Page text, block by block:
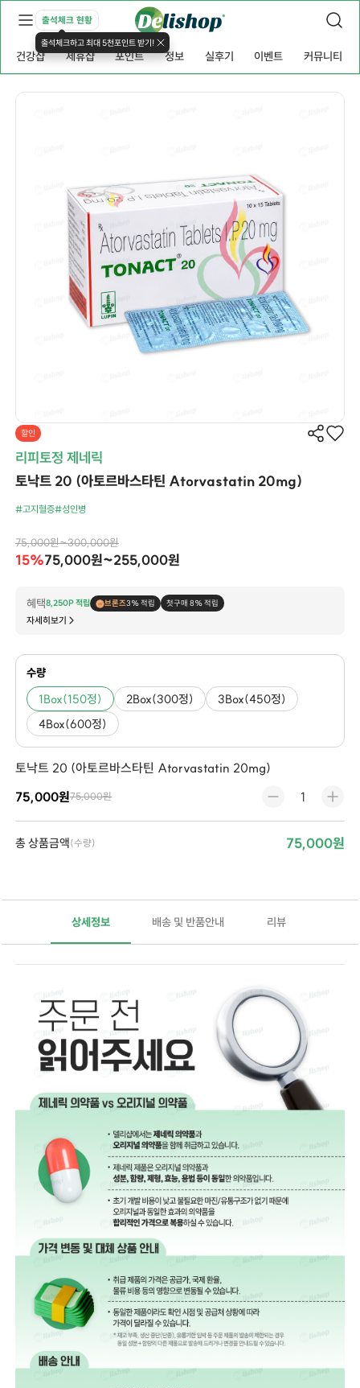
출석체크 현황
출석체크하고 최대 5천포인트 받기!
건강샵 제휴샵 포인트 정보 실후기 이벤트 커뮤니티
할인
리피토정 제네릭
토낙트 20 (아토르바스타틴 Atorvastatin 20mg)
#고지혈증#성인병
75,000원~300,000원
15%75,000원~255,000원
혜택8,250P 적립 브론즈3% 적립 첫구매 8% 적립
자세히보기
수량
1Box(150정) 2Box(300정)
3Box(450정)
4Box(600정)
토낙트 20 (아토르바스타틴 Atorvastatin 20mg)
75,000원75,000원
총 상품금액(수량) 75,000원
상세정보 배송 및 반품안내 리뷰